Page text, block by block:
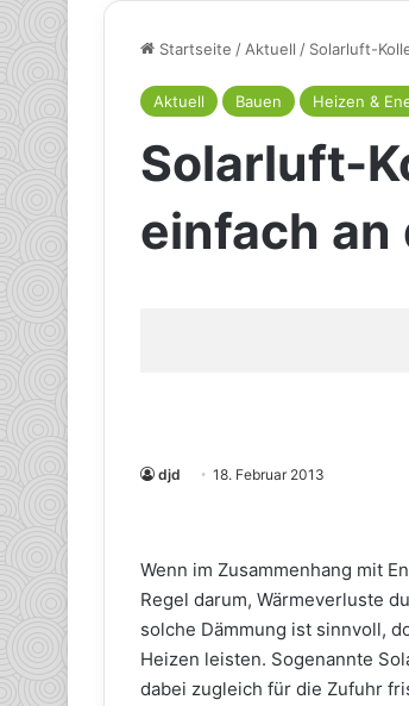
Startseite /Aktuell / Solarluft-
Aktuell Bauen Heizen &
Solarluft-
einfach an
djd 18. Februar 2013
Wenn im Zusammenhang mit
Regel darum, Wärmeverluste
solche Dämmung ist sinnvoll,
Heizen leisten. Sogenannte
dabei zugleich für die Zufuhr